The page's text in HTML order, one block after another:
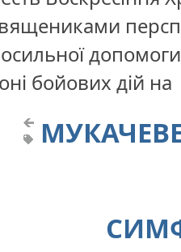
бойових дій на